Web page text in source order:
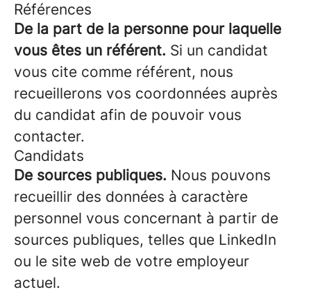
Références
De la part de la personne pour laquelle
vous êtes un référent. Si un candidat
vous cite comme référent, nous
recueillerons vos coordonnées auprès
du candidat afin de pouvoir vous
contacter.
Candidats
De sources publiques. Nous pouvons
recueillir des données à caractère
personnel vous concernant à partir de
sources publiques, telles que LinkedIn
ou le site web de votre employeur
actuel.